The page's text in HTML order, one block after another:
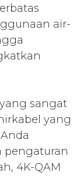
air-
sangat
yang
pengaturan
4K-QAM